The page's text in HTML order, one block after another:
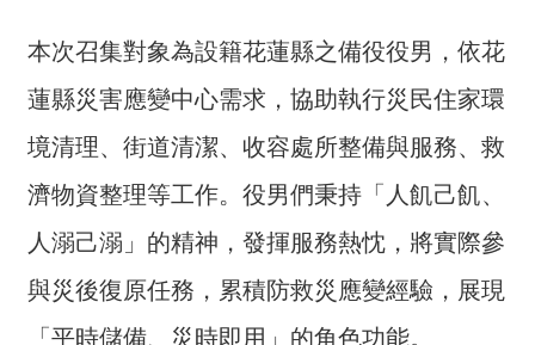
快
題
務
互
動
本次召集對象為設籍花蓮縣之備役役男，依花
蓮縣災害應變中心需求，協助執行災民住家環
境清理、街道清潔、收容處所整備與服務、救
濟物資整理等工作。役男們秉持「人飢己飢、
人溺己溺」的精神，發揮服務熱忱，將實際參
與災後復原任務，累積防救災應變經驗，展現
「平時儲備、災時即用」的角色功能。